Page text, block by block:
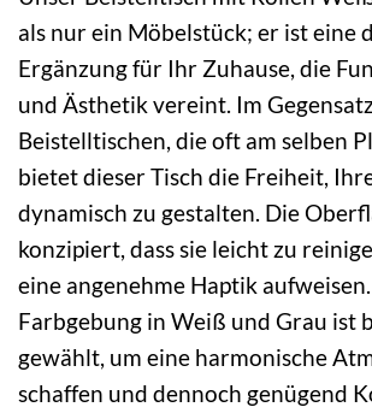
als nur ein Möbelstück; er ist eine
Ergänzung für Ihr Zuhause, die
und Ästhetik vereint. Im
Beistelltischen, die oft am selben
bietet dieser Tisch die Freiheit,
dynamisch zu gestalten. Die
konzipiert, dass sie leicht zu
eine angenehme Haptik
Farbgebung in Weiß und Grau ist
gewählt, um eine harmonische
schaffen und dennoch genügend